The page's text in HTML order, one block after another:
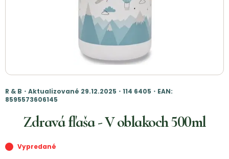
R & B・Aktualizované 29.12.2025・114 6405・EAN:
8595573606145
Zdravá fľaša - V oblakoch 500ml
Vypredané